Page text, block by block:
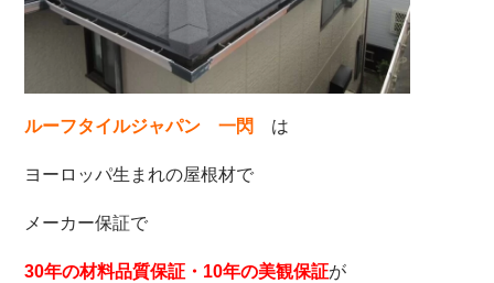
ルーフタイルジャパン 一閃 は
ヨーロッパ生まれの屋根材で
メーカー保証で
30年の材料品質保証・10年の美観保証が